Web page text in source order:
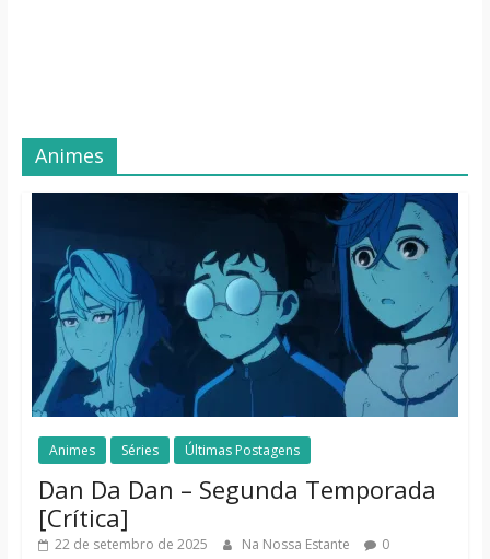
Animes
Animes Séries Últimas Postagens
Dan Da Dan – Segunda Temporada
[Crítica]
22 de setembro de 2025 Na Nossa Estante 0